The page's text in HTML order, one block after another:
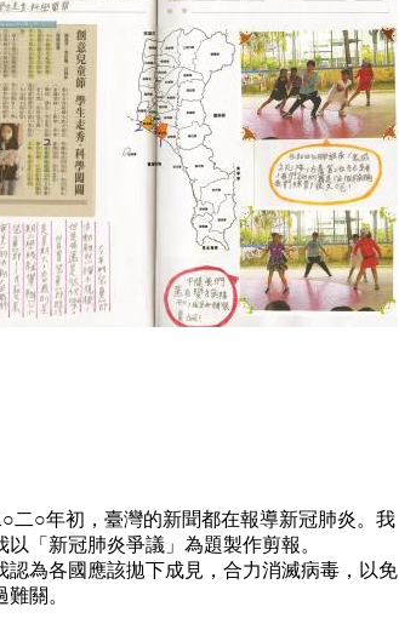
○年初，臺灣的新聞都在報導新冠肺炎。我
「新冠肺炎爭議」為題製作剪報。
為各國應該拋下成見，合力消滅病毒，以免
關。